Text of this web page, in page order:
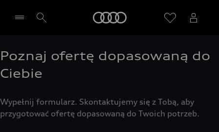
Wybierz Twojego Partnera Audi
Poznaj ofertę dopasowaną do
Ciebie
Wypełnij formularz. Skontaktujemy się z Tobą, aby
przygotować ofertę dopasowaną do Twoich potrzeb.